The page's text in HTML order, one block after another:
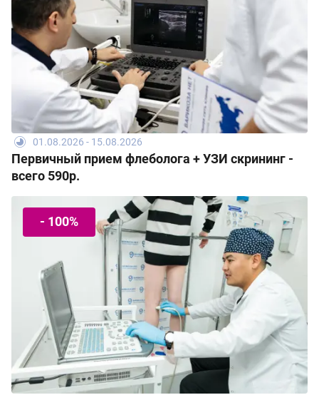
01.08.2026 - 15.08.2026
Первичный прием флеболога + УЗИ скрининг -
всего 590р.
- 100%